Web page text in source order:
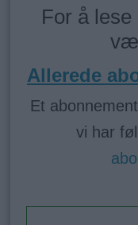
For å lese
Allerede
Et
vi har